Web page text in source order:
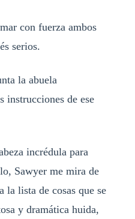
con fuerza ambos
serios.
la abuela
instrucciones de ese
incrédula para
Sawyer me mira de
la lista de cosas que se
y dramática huida,